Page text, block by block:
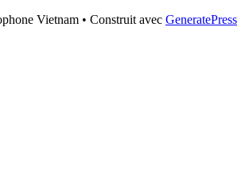
Vietnam • Construit avec GeneratePress